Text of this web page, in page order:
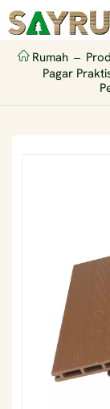
Rumah
Pagar